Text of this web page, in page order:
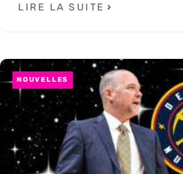
LIRE LA SUITE
NOUVELLES